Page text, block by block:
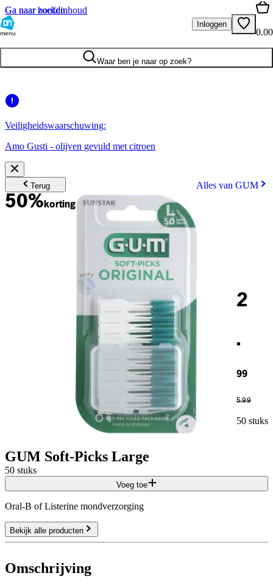
Ga naar hoofdinhoud
Ga naar zoeken
menu
Inloggen
0.00
Waar ben je naar op zoek?
Veiligheidswaarschuwing:
Amo Gusti - olijven gevuld met citroen
Terug Alles van GUM
50%korting
2
.
99
5.99
50 stuks
GUM Soft-Picks Large
50 stuks
Voeg toe
Oral-B of Listerine mondverzorging
Bekijk alle producten
Omschrijving